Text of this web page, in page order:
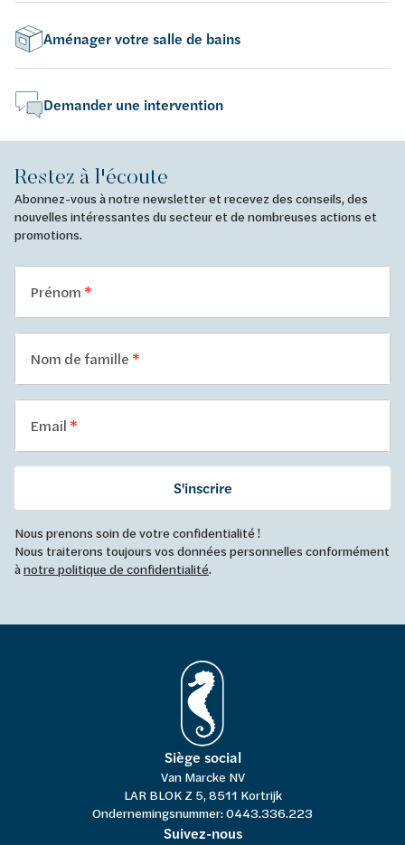
Aménager votre salle de bains
Demander une intervention
Restez à l'écoute
Abonnez-vous à notre newsletter et recevez des conseils, des
nouvelles intéressantes du secteur et de nombreuses actions et
promotions.
Prénom
Nom de famille
Email
S'inscrire
Nous prenons soin de votre confidentialité !
Nous traiterons toujours vos données personnelles conformément
ànotre politique de confidentialité.
Siège social
Van Marcke NV
LAR BLOK Z 5, 8511 Kortrijk
Ondernemingsnummer: 0443.336.223
Suivez-nous